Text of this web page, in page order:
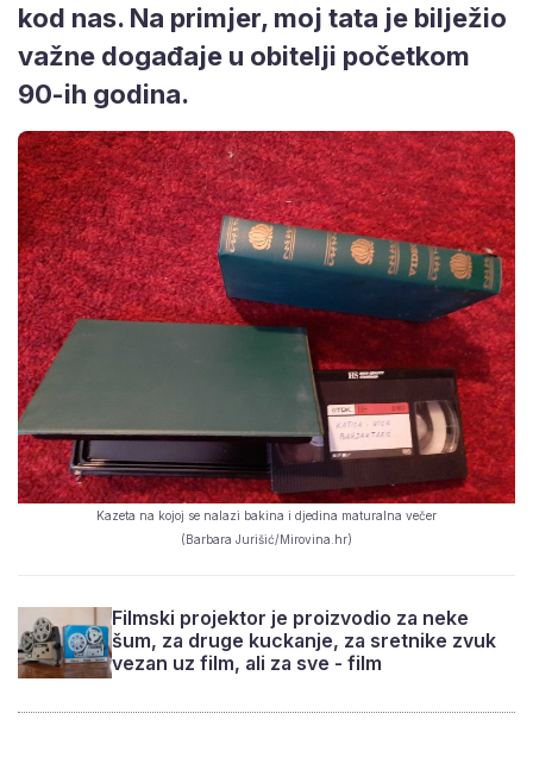
kod nas. Na primjer, moj tata je bilježio
važne događaje u obitelji početkom
90-ih godina.
Kazeta na kojoj se nalazi bakina i djedina maturalna večer
(Barbara Jurišić/Mirovina.hr)
Filmski projektor je proizvodio za neke
šum, za druge kuckanje, za sretnike zvuk
vezan uz film, ali za sve - film